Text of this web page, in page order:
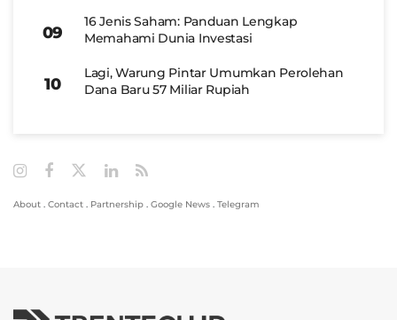
16 Jenis Saham: Panduan Lengkap
Memahami Dunia Investasi
Lagi, Warung Pintar Umumkan Perolehan
Dana Baru 57 Miliar Rupiah
About . Contact . Partnership . Google News . Telegram